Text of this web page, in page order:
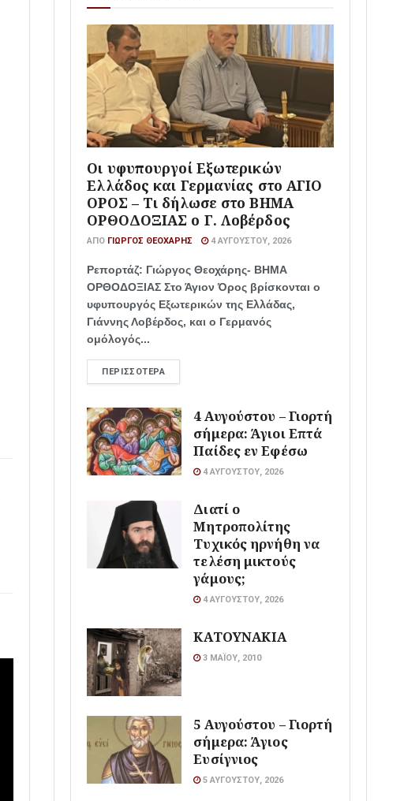
Οι υφυπουργοί Εξωτερικών
Ελλάδος και Γερμανίας στο ΑΓΙΟ
ΟΡΟΣ – Τι δήλωσε στο ΒΗΜΑ
ΟΡΘΟΔΟΞΙΑΣ ο Γ. Λοβέρδος
ΑΠΌ ΓΙΏΡΓΟΣ ΘΕΟΧΆΡΗΣ 4 ΑΥΓΟΎΣΤΟΥ, 2026
Ρεπορτάζ: Γιώργος Θεοχάρης- ΒΗΜΑ
ΟΡΘΟΔΟΞΙΑΣ Στο Άγιον Όρος βρίσκονται ο
υφυπουργός Εξωτερικών της Ελλάδας,
Γιάννης Λοβέρδος, και ο Γερμανός
ομόλογός...
ΠΕΡΙΣΣΌΤΕΡΑ
4 Αυγούστου – Γιορτή
σήμερα: Άγιοι Επτά
Παίδες εν Εφέσω
4 ΑΥΓΟΎΣΤΟΥ, 2026
Διατί ο
Μητροπολίτης
Τυχικός ηρνήθη να
τελέση μικτούς
γάμους;
4 ΑΥΓΟΎΣΤΟΥ, 2026
ΚΑΤΟΥΝΑΚΙΑ
3 ΜΑΪ́ΟΥ, 2010
5 Αυγούστου – Γιορτή
σήμερα: Άγιος
Ευσίγνιος
5 ΑΥΓΟΎΣΤΟΥ, 2026